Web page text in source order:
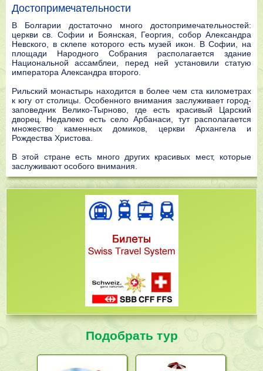
Достопримечательности
В Болгарии достаточно много достопримечательностей:
церкви св. Софии и Боянская, Георгия, собор Александра
Невского, в склепе которого есть музей икон. В Софии, на
площади Народного Собрания располагается здание
Национальной ассамблеи, перед ней установили статую
императора Александра второго.
Рильский монастырь находится в более чем ста километрах
к югу от столицы. Особенного внимания заслуживает город-
заповедник Велико-Тырново, где есть красивый Царский
дворец. Недалеко есть село Арбанаси, тут располагается
множество каменных домиков, церкви Архангела и
Рождества Христова.
В этой стране есть много других красивых мест, которые
заслуживают особого внимания.
Подобрать тур